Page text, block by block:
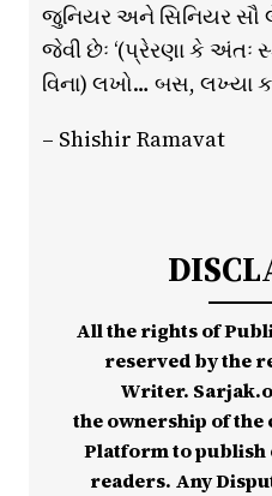
જુનિયર અને સિનિયર સૌ
જેવી છેઃ ‘(પ્રેરણા કે અંતઃ
વિના) લખો… બસ, લખ્યા
– Shishir Ramavat
All the rights of
reserved by the
Writer.
the ownership of the
Platform to publish
readers. Any